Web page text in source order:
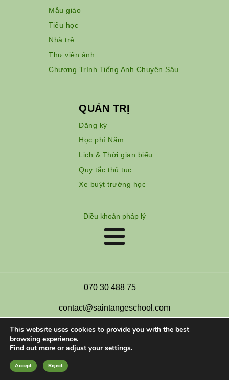
Mẫu giáo
Tiểu học
Nhà trẻ
Thư viện ảnh
Chương Trình Tiếng Anh Chuyên Sâu
QUẢN TRỊ
Đăng ký
Học phí Năm
Lịch & Thời gian biểu
Quy tắc thủ tục
Xe buýt trường học
Điều khoản pháp lý
070 30 488 75
contact@saintangeschool.com
This website uses cookies to provide you with the best
browsing experience.
Find out more or adjust yoursettings.
Accept Reject